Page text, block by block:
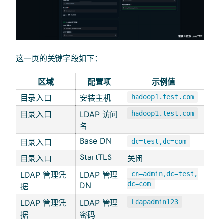
这一页的关键字段如下：
区域 配置项
示例值
目录入口
安装主机 hadoop1.test.com
目录入口
LDAP 访问
名
hadoop1.test.com
目录入口 Base DN dc=test,dc=com
目录入口 StartTLS
关闭
LDAP 管理凭
据
LDAP 管理
DN
cn=admin,dc=test,
dc=com
LDAP 管理凭
据
LDAP 管理
密码
Ldapadmin123